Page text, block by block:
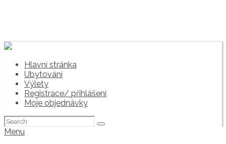
Hlavní stránka
Ubytování
Výlety
Registrace/ přihlášení
Moje objednávky
Search
for:
Menu